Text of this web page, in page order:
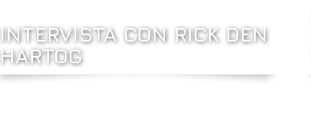
INTERVISTA CON RICK DEN
HARTOG